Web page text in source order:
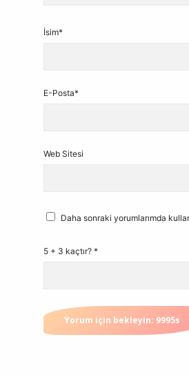
İsim*
E-Posta*
Web Sitesi
Daha sonraki yorumlarımda
5 + 3 kaçtır? *